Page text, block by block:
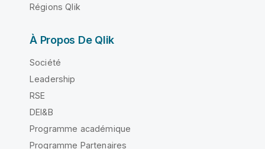
Régions Qlik
À Propos De Qlik
Société
Leadership
RSE
DEI&B
Programme académique
Programme Partenaires